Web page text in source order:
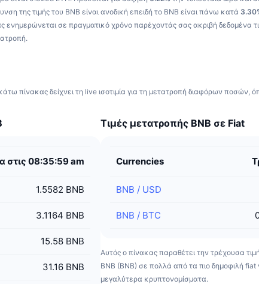
της τιμής του BNB είναι ανοδική επειδή το BNB είναι πάνω κατά
ενημερώνεται σε πραγματικό χρόνο παρέχοντάς σας ακριβή δεδομένα
πίνακας δείχνει τη live ισοτιμία για τη μετατροπή διαφόρων ποσών,
στις 08:35:59 am
1.5582 BNB
3.1164 BNB
15.58 BNB
31.16 BNB
Τιμές μετατροπής BNB σε Fiat
Currencies
BNB / USD
BNB / BTC
Αυτός ο πίνακας παραθέτει την τρέχουσα
BNB (BNB) σε πολλά από τα πιο δημοφιλή fiat
μεγαλύτερα κρυπτονομίσματα.